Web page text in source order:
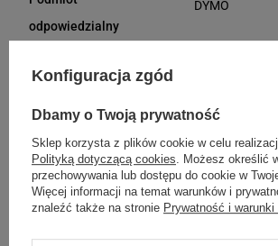
odpowiedzialny
DYMO
61-894
Osoby
61-894
Kompatybilne urządzenia
DYMO Junior DYMO OMEGA
Konfiguracja zgód
Dbamy o Twoją prywatność
Sklep korzysta z plików cookie w celu
Polityką dotyczącą cookies. Możesz określić
przechowywania lub dostępu do cookie w
Więcej informacji na temat warunków i
znaleźć także na stronie Prywatność i warunki